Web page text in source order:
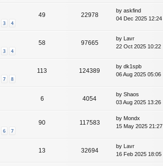
3 4
49 22978
by askfind
04 Dec 2025 12:24
3 4
58 97665
by Lavr
22 Oct 2025 10:22
7 8
113 124389
by dk1spb
06 Aug 2025 05:06
6 4054
by Shaos
03 Aug 2025 13:26
6 7
90 117583
by Mondx
15 May 2025 21:27
13 32694
by
Lavr
16 Feb 2025 18:05